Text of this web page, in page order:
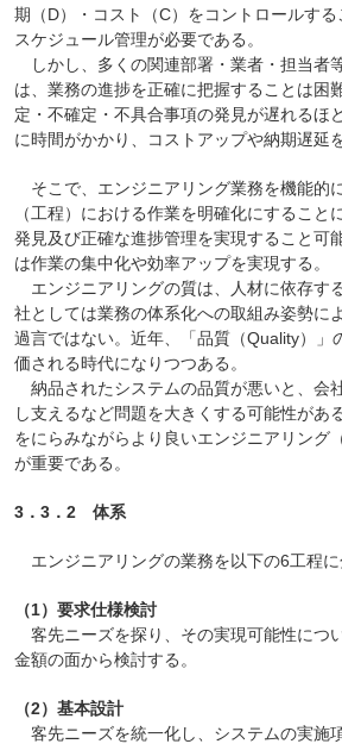
期（D）・コスト（C）をコントロールす
スケジュール管理が必要である。
しかし、多くの関連部署・業者・担当者
は、業務の進捗を正確に把握することは困
定・不確定・不具合事項の発見が遅れるほ
に時間がかかり、コストアップや納期遅延
そこで、エンジニアリング業務を機能的
（工程）における作業を明確化にすること
発見及び正確な進捗管理を実現すること可
は作業の集中化や効率アップを実現する。
エンジニアリングの質は、人材に依存す
社としては業務の体系化への取組み姿勢に
過言ではない。近年、「品質（Quality）」
価される時代になりつつある。
納品されたシステムの品質が悪いと、会
し支えるなど問題を大きくする可能性があ
をにらみながらより良いエンジニアリング
が重要である。
3．3．2 体系
エンジニアリングの業務を以下の6工程に
（1）要求仕様検討
客先ニーズを探り、その実現可能性につ
金額の面から検討する。
（2）基本設計
客先ニーズを統一化し、システムの実施